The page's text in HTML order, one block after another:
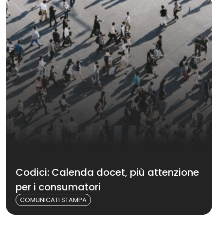
Codici: Calenda docet, più attenzione
per i consumatori
COMUNICATI STAMPA